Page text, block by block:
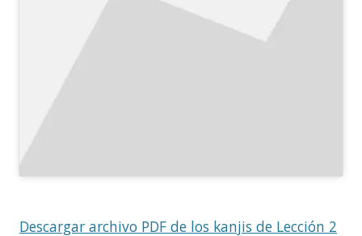
Descargar archivo PDF de los kanjis de Lección 2